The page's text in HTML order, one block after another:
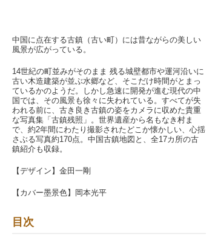
中国に点在する古鎮（古い町）には昔ながらの美しい
風景が広がっている。
14世紀の町並みがそのまま 残る城壁都市や運河沿いに
古い木造建築が並ぶ水郷など、そこだけ時間がとまっ
ているかのようだ。しかし急速に開発が進む現代の中
国では、その風景も徐々に失われている。すべてが失
われる前に、古き良き古鎮の姿をカメラに収めた貴重
な写真集「古鎮残照」。世界遺産から名もなき村ま
で、約2年間にわたり撮影されたどこか懐かしい、心揺
さぶる写真約170点。中国古鎮地図と、全17カ所の古
鎮紹介も収録。
【デザイン】金田一剛
【カバー墨景色】岡本光平
目次